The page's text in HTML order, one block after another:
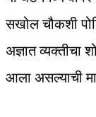
सखोल चौकशी
अज्ञात व्यक्तीचा
आला असल्याची